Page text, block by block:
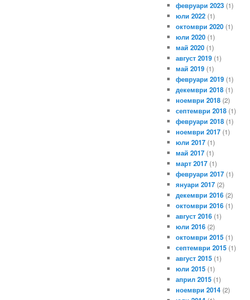
февруари 2023 (1)
юли 2022 (1)
октомври 2020 (1)
юли 2020 (1)
май 2020 (1)
август 2019 (1)
май 2019 (1)
февруари 2019 (1)
декември 2018 (1)
ноември 2018 (2)
септември 2018 (1)
февруари 2018 (1)
ноември 2017 (1)
юли 2017 (1)
май 2017 (1)
март 2017 (1)
февруари 2017 (1)
януари 2017 (2)
декември 2016 (2)
октомври 2016 (1)
август 2016 (1)
юли 2016 (2)
октомври 2015 (1)
септември 2015 (1)
август 2015 (1)
юли 2015 (1)
април 2015 (1)
ноември 2014 (2)